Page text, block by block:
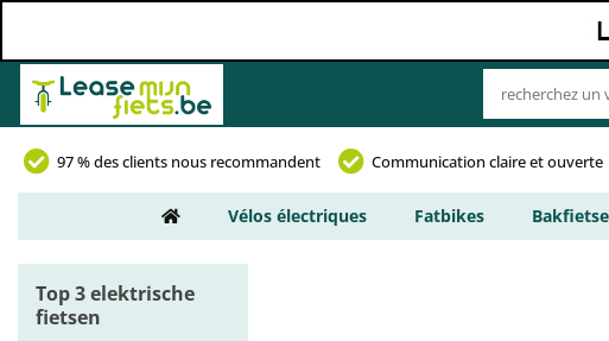
97 % des clients nous recommandent Communication claire et ouverte
Vélos électriques Fatbikes
Top 3 elektrische
fietsen